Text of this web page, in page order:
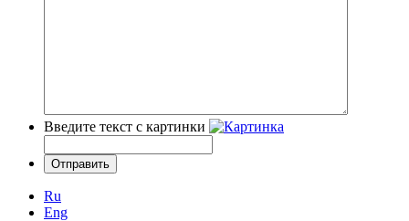
Введите текст с картинки
Ru
Eng